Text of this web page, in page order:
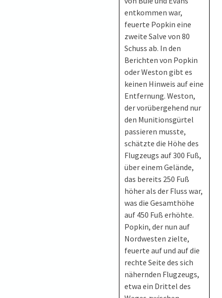
entkommen war,
feuerte Popkin eine
zweite Salve von 80
Schuss ab. In den
Berichten von Popkin
oder Weston gibt es
keinen Hinweis auf eine
Entfernung. Weston,
der vorübergehend nur
den Munitionsgürtel
passieren musste,
schätzte die Höhe des
Flugzeugs auf 300 Fuß,
über einem Gelände,
das bereits 250 Fuß
höher als der Fluss war,
was die Gesamthöhe
auf 450 Fuß erhöhte.
Popkin, der nun auf
Nordwesten zielte,
feuerte auf und auf die
rechte Seite des sich
nähernden Flugzeugs,
etwa ein Drittel des